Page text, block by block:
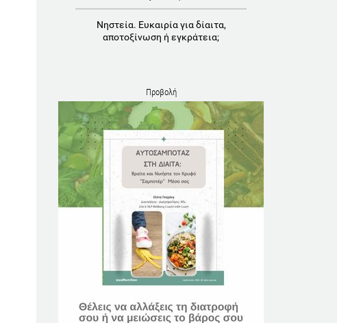
Νηστεία. Ευκαιρία για δίαιτα,
αποτοξίνωση ή εγκράτεια;
Προβολή